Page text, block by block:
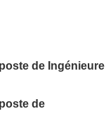
de Ingénieure
de